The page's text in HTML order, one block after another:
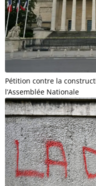
Pétition contre la
l’Assemblée Nationale